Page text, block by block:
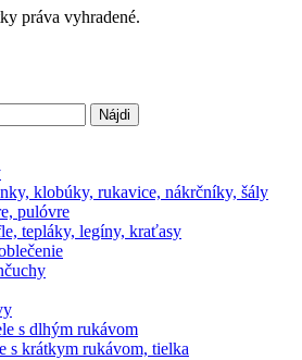
práva vyhradené.
klobúky, rukavice, nákrčníky, šály
pulóvre
tepláky, legíny, kraťasy
s dlhým rukávom
s krátkym rukávom, tielka